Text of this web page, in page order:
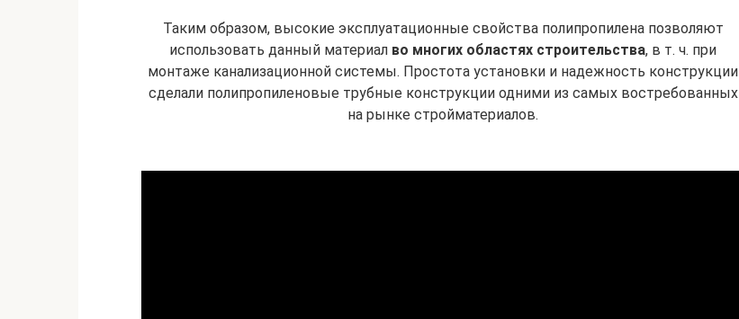
Таким образом, высокие эксплуатационные свойства полипропилена позволяют
использовать данный материал во многих областях строительства, в т. ч. при
монтаже канализационной системы. Простота установки и надежность конструкции
сделали полипропиленовые трубные конструкции одними из самых востребованных
на рынке стройматериалов.